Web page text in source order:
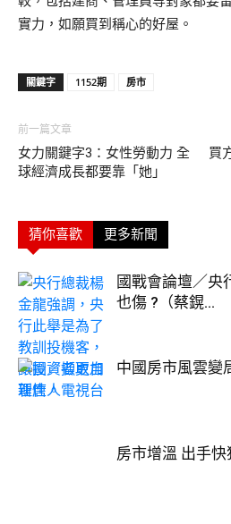
實力，如願買到稱心的好屋。
關鍵字 1152期 房市
前一篇文章
女力關鍵字3：女性勞動力 全
球經濟成長都要靠「她」
買
猜你喜歡 更多新聞
國戰會論壇／央
也傷 ?（蔡鎤...
中國房市風雲
房市增溫 出手